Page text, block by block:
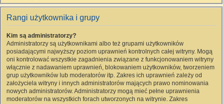
Rangi użytkownika i grupy
Kim są administratorzy?
Administratorzy są użytkownikami albo też grupami użytkowników
posiadającymi najwyższy poziom uprawnień kontrolnych całej witryny. Mogą
oni kontrolować wszystkie zagadnienia związane z funkcjonowaniem witryny
włącznie z nadawaniem uprawnień, blokowaniem użytkowników, tworzeniem
grup użytkowników lub moderatorów itp. Zakres ich uprawnień zależy od
założyciela witryny i innych administratorów mających prawo nominowania
nowych administratorów. Administratorzy mogą mieć pełne uprawnienia
moderatorów na wszystkich forach utworzonych na witrynie. Zakres